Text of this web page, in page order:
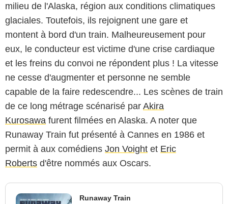
milieu de l'Alaska, région aux conditions climatiques
glaciales. Toutefois, ils rejoignent une gare et
montent à bord d'un train. Malheureusement pour
eux, le conducteur est victime d'une crise cardiaque
et les freins du convoi ne répondent plus ! La vitesse
ne cesse d'augmenter et personne ne semble
capable de la faire redescendre... Les scènes de train
de ce long métrage scénarisé par Akira
Kurosawa furent filmées en Alaska. A noter que
Runaway Train fut présenté à Cannes en 1986 et
permit à aux comédiens Jon Voight et Eric
Roberts d'être nommés aux Oscars.
Runaway Train